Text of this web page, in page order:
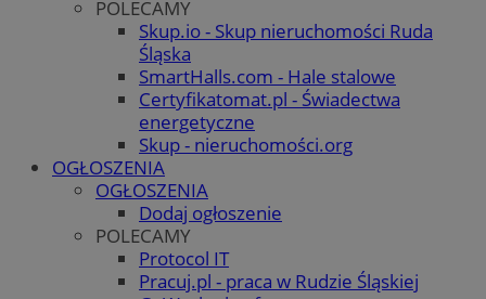
POLECAMY
Skup.io - Skup nieruchomości Ruda
Śląska
SmartHalls.com - Hale stalowe
Certyfikatomat.pl - Świadectwa
energetyczne
Skup - nieruchomości.org
OGŁOSZENIA
OGŁOSZENIA
Dodaj ogłoszenie
POLECAMY
Protocol IT
Pracuj.pl - praca w Rudzie Śląskiej